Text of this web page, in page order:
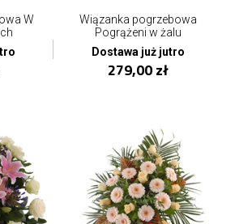
W
Wiązanka pogrzebowa
Pogrążeni w żalu
Dostawa już jutro
279,00 zł